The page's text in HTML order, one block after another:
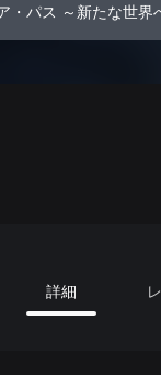
・パス ～新たな世界
詳細